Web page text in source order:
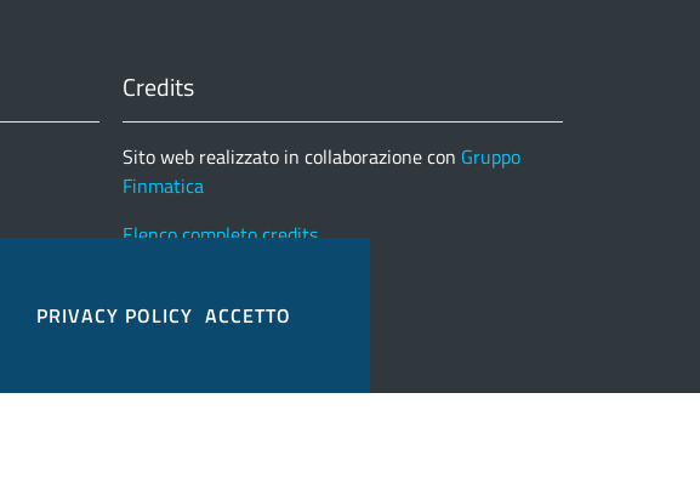
Credits
Sito web realizzato in collaborazione con Gruppo
Finmatica
Elenco completo credits
PRIVACY POLICY ACCETTO